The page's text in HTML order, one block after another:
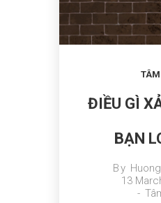
TÂM
ĐIỀU GÌ
BẠN
By
13
-